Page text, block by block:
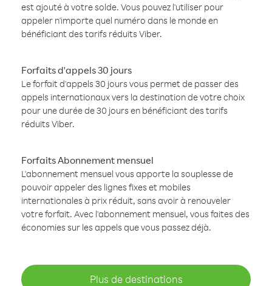
est ajouté à votre solde. Vous pouvez l'utiliser pour
appeler n'importe quel numéro dans le monde en
bénéficiant des tarifs réduits Viber.
Forfaits d'appels 30 jours
Le forfait d'appels 30 jours vous permet de passer des
appels internationaux vers la destination de votre choix
pour une durée de 30 jours en bénéficiant des tarifs
réduits Viber.
Forfaits Abonnement mensuel
L'abonnement mensuel vous apporte la souplesse de
pouvoir appeler des lignes fixes et mobiles
internationales à prix réduit, sans avoir à renouveler
votre forfait. Avec l'abonnement mensuel, vous faites des
économies sur les appels que vous passez déjà.
Plus de destinations